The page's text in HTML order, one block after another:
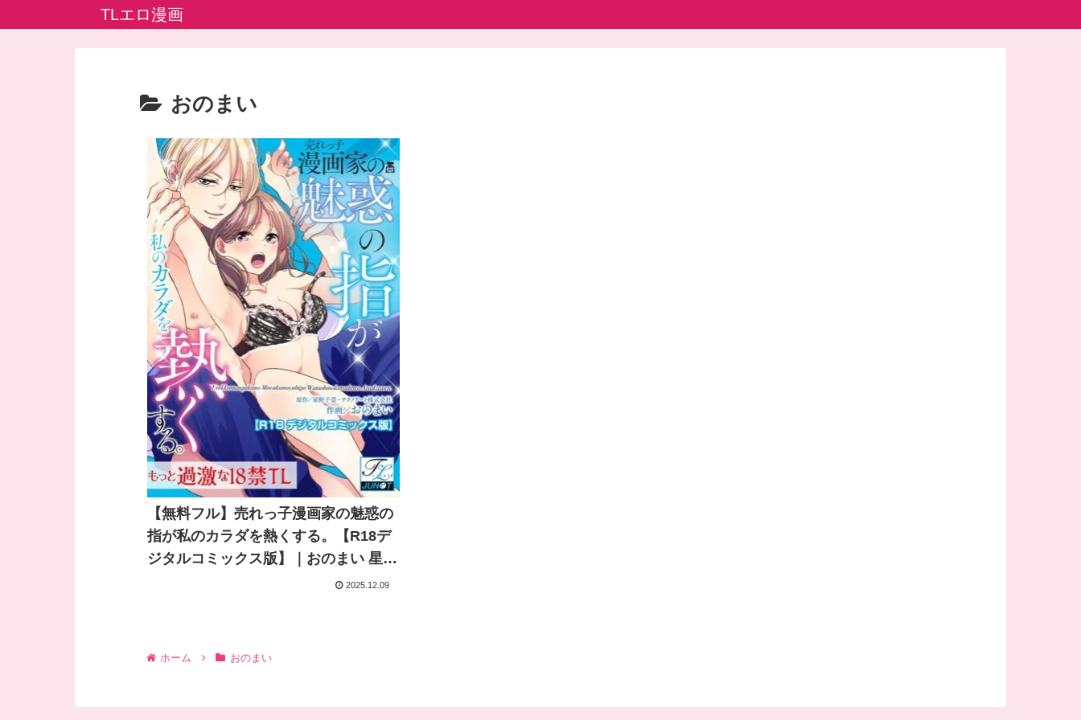
TLエロ漫画
おのまい
【無料フル】売れっ子漫画家の魅惑の
指が私のカラダを熱くする。【R18デ
ジタルコミックス版】｜おのまい 星野
千景・テクノアート株式会社｜ジュネ
2025.12.09
ホーム おのまい